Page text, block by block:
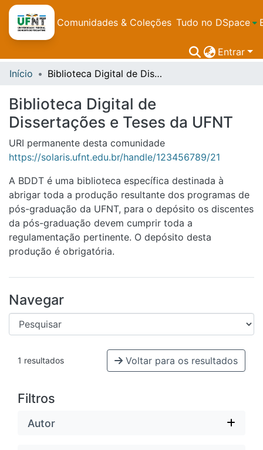
Comunidades & Coleções Tudo no DSpace
Entrar
Início
Biblioteca Digital de Dissertações e Teses da UFNT
Biblioteca Digital de
Dissertações e Teses da UFNT
URI permanente desta comunidade
https://solaris.ufnt.edu.br/handle/123456789/21
A BDDT é uma biblioteca específica destinada à
abrigar toda a produção resultante dos programas de
pós-graduação da UFNT, para o depósito os discentes
da pós-graduação devem cumprir toda a
regulamentação pertinente. O depósito desta
produção é obrigatória.
Navegar
1 resultados Voltar para os resultados
Filtros
Autor